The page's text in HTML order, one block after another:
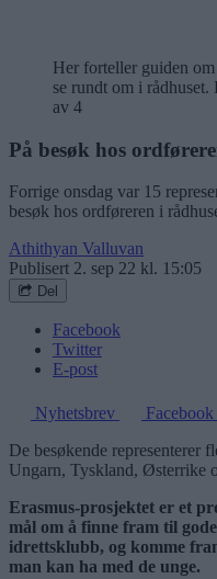
Her forteller guiden
se rundt om i
av 4
På besøk hos
Forrige onsdag var 15
besøk hos ordføreren i
Athithyan Valluvan
Publisert 2. sep 22 kl. 15:05
Del
Facebook
Twitter
E-post
Nyhetsbrev Facebook
De besøkende representerer
Ungarn, Tyskland, Østerrike
Erasmus-prosjektet er et
mål om å finne fram til
idrettsklubb, og komme
man kan ha med de unge.